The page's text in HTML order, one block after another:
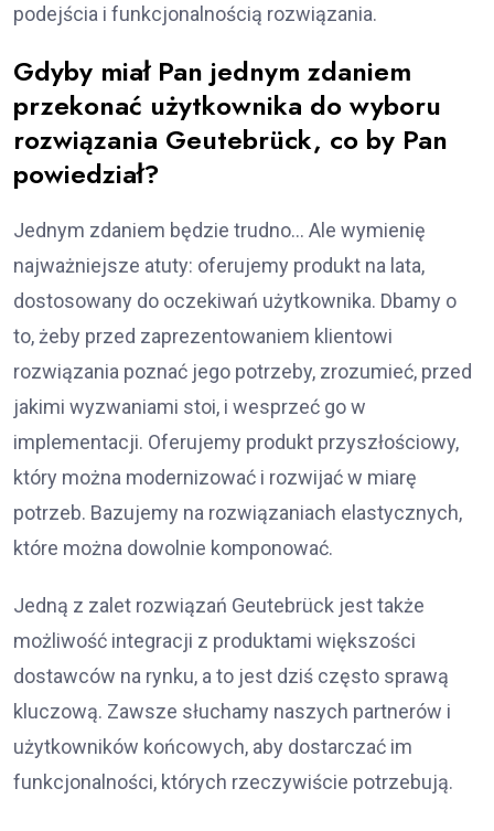
podejścia i funkcjonalnością rozwiązania.
Gdyby miał Pan jednym zdaniem
przekonać użytkownika do wyboru
rozwiązania Geutebrück, co by Pan
powiedział?
Jednym zdaniem będzie trudno… Ale wymienię
najważniejsze atuty: oferujemy produkt na lata,
dostosowany do oczekiwań użytkownika. Dbamy o
to, żeby przed zaprezentowaniem klientowi
rozwiązania poznać jego potrzeby, zrozumieć, przed
jakimi wyzwaniami stoi, i wesprzeć go w
implementacji. Oferujemy produkt przyszłościowy,
który można modernizować i rozwijać w miarę
potrzeb. Bazujemy na rozwiązaniach elastycznych,
które można dowolnie komponować.
Jedną z zalet rozwiązań Geutebrück jest także
możliwość integracji z produktami większości
dostawców na rynku, a to jest dziś często sprawą
kluczową. Zawsze słuchamy naszych partnerów i
użytkowników końcowych, aby dostarczać im
funkcjonalności, których rzeczywiście potrzebują.